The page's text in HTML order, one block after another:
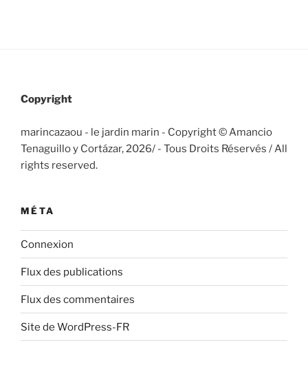
Copyright
marincazaou - le jardin marin - Copyright © Amancio
Tenaguillo y Cortázar, 2026/ - Tous Droits Réservés / All
rights reserved.
MÉTA
Connexion
Flux des publications
Flux des commentaires
Site de WordPress-FR